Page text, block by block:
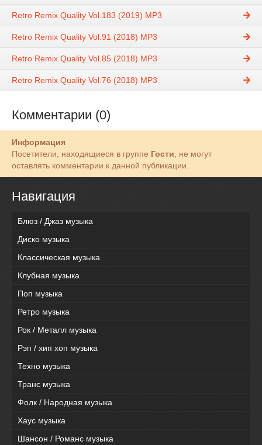
Retro Remix Quality Vol.183 (2019) MP3
Retro Remix Quality Vol.91 (2018) MP3
Retro Remix Quality Vol.85 (2018) MP3
Retro Remix Quality Vol.76 (2018) MP3
Комментарии (0)
Информация
Посетители, находящиеся в группе Гости, не могут
оставлять комментарии к данной публикации.
Навигация
Блюз / Джаз музыка
Диско музыка
Классическая музыка
Клубная музыка
Поп музыка
Ретро музыка
Рок / Металл музыка
Рэп / хип хоп музыка
Техно музыка
Транс музыка
Фолк / Народная музыка
Хаус музыка
Шансон / Романс музыка